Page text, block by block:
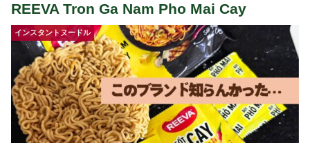
REEVA Tron Ga Nam Pho Mai Cay
インスタントヌードル